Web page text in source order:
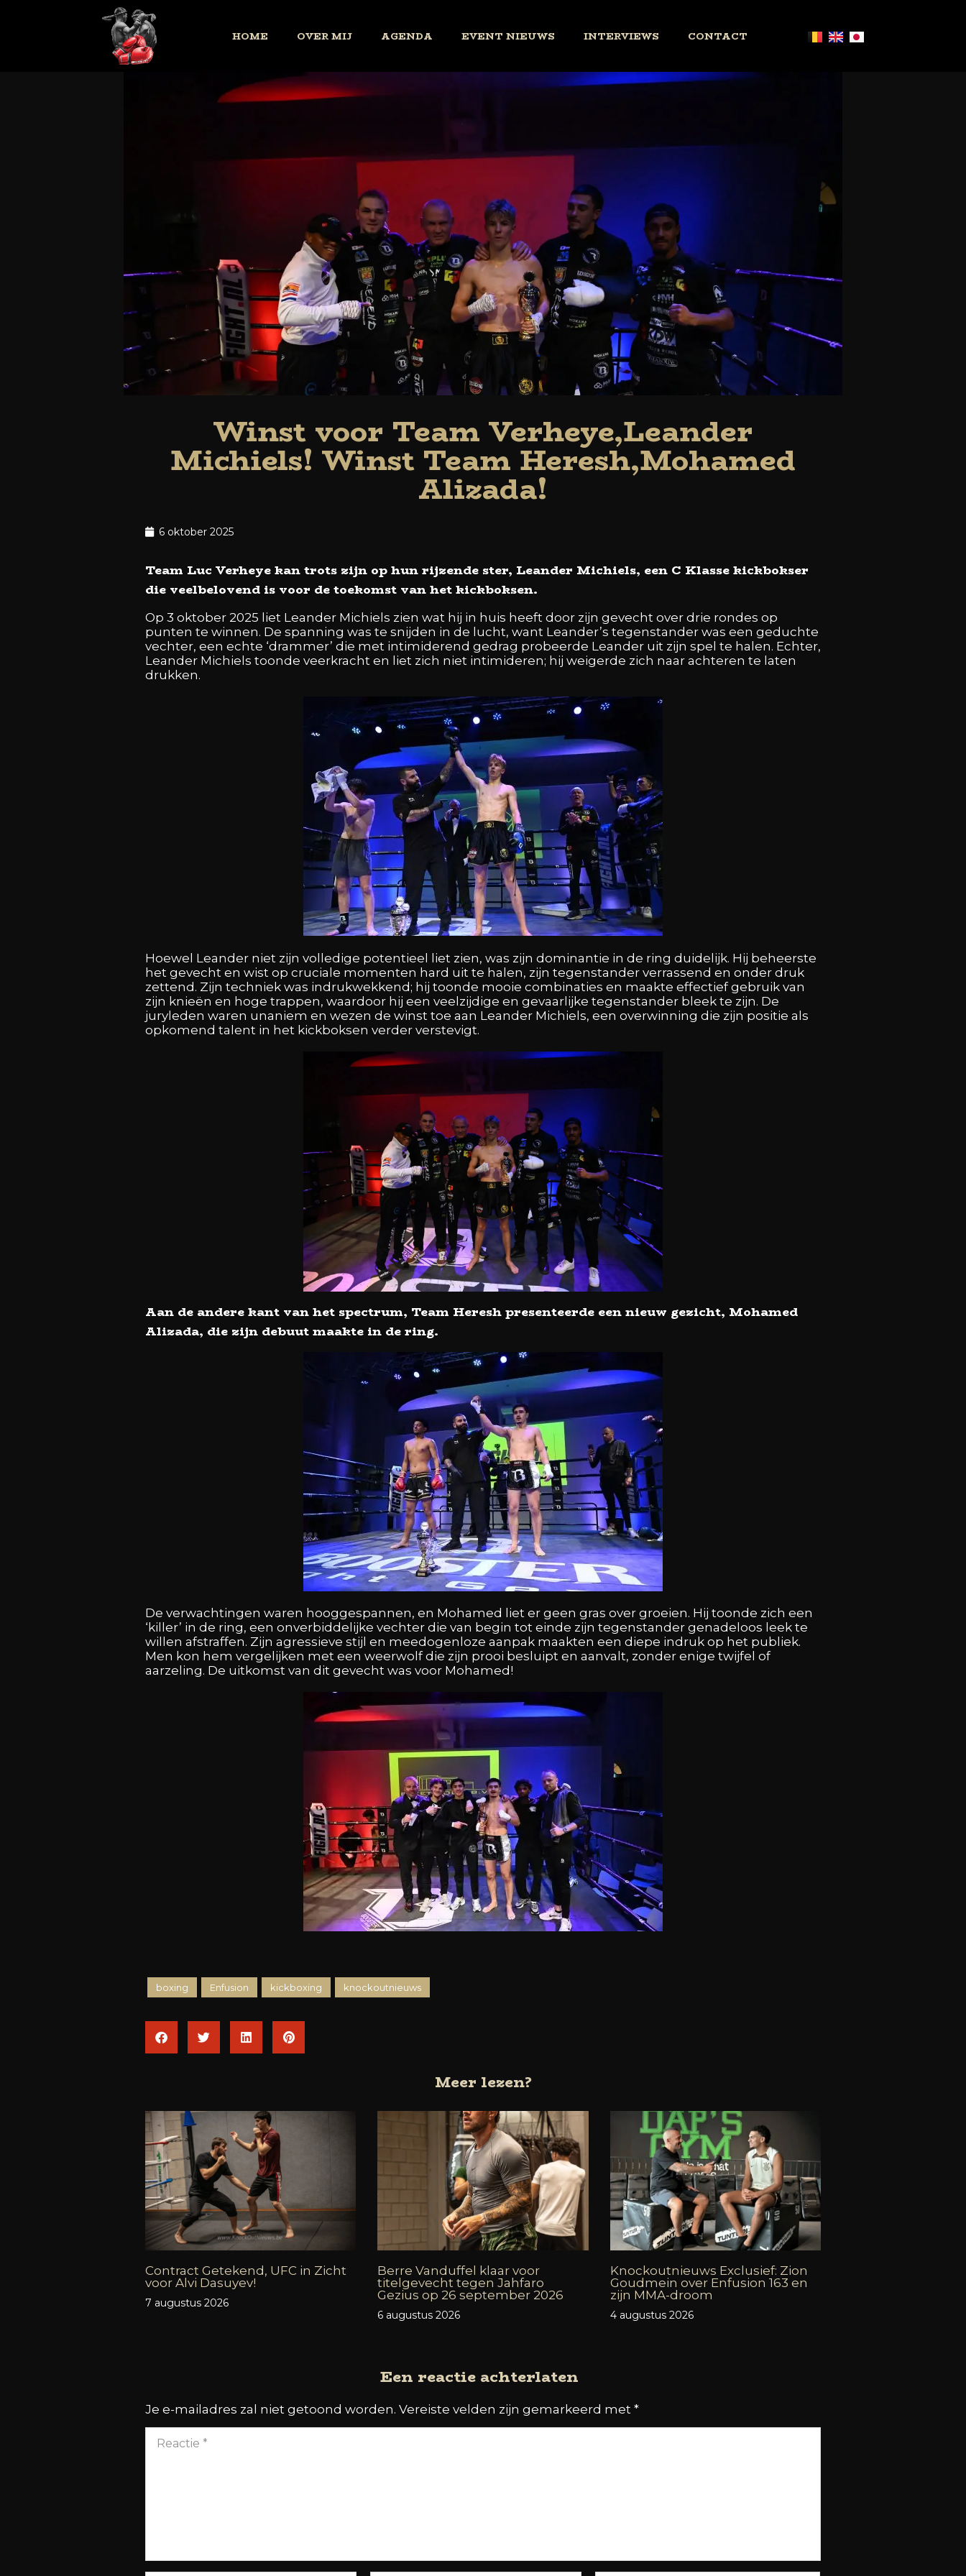
HOME OVER MIJ AGENDA EVENT NIEUWS INTERVIEWS CONTACT
Winst voor Team Verheye,Leander
Michiels! Winst Team Heresh,Mohamed
Alizada!
6 oktober 2025
Team Luc Verheye kan trots zijn op hun rijzende ster, Leander Michiels, een C Klasse kickbokser
die veelbelovend is voor de toekomst van het kickboksen.
Op 3 oktober 2025 liet Leander Michiels zien wat hij in huis heeft door zijn gevecht over drie rondes op
punten te winnen. De spanning was te snijden in de lucht, want Leander’s tegenstander was een geduchte
vechter, een echte ‘drammer’ die met intimiderend gedrag probeerde Leander uit zijn spel te halen. Echter,
Leander Michiels toonde veerkracht en liet zich niet intimideren; hij weigerde zich naar achteren te laten
drukken.
Hoewel Leander niet zijn volledige potentieel liet zien, was zijn dominantie in de ring duidelijk. Hij beheerste
het gevecht en wist op cruciale momenten hard uit te halen, zijn tegenstander verrassend en onder druk
zettend. Zijn techniek was indrukwekkend; hij toonde mooie combinaties en maakte effectief gebruik van
zijn knieën en hoge trappen, waardoor hij een veelzijdige en gevaarlijke tegenstander bleek te zijn. De
juryleden waren unaniem en wezen de winst toe aan Leander Michiels, een overwinning die zijn positie als
opkomend talent in het kickboksen verder verstevigt.
Aan de andere kant van het spectrum, Team Heresh presenteerde een nieuw gezicht, Mohamed
Alizada, die zijn debuut maakte in de ring.
De verwachtingen waren hooggespannen, en Mohamed liet er geen gras over groeien. Hij toonde zich een
‘killer’ in de ring, een onverbiddelijke vechter die van begin tot einde zijn tegenstander genadeloos leek te
willen afstraffen. Zijn agressieve stijl en meedogenloze aanpak maakten een diepe indruk op het publiek.
Men kon hem vergelijken met een weerwolf die zijn prooi besluipt en aanvalt, zonder enige twijfel of
aarzeling. De uitkomst van dit gevecht was voor Mohamed!
boxing Enfusion kickboxing knockoutnieuws
Meer lezen?
Contract Getekend, UFC in Zicht
voor Alvi Dasuyev!
7 augustus 2026
Berre Vanduffel klaar voor
titelgevecht tegen Jahfaro
Gezius op 26 september 2026
6 augustus 2026
Knockoutnieuws Exclusief: Zion
Goudmein over Enfusion 163 en
zijn MMA-droom
4 augustus 2026
Een reactie achterlaten
Je e-mailadres zal niet getoond worden. Vereiste velden zijn gemarkeerd met *